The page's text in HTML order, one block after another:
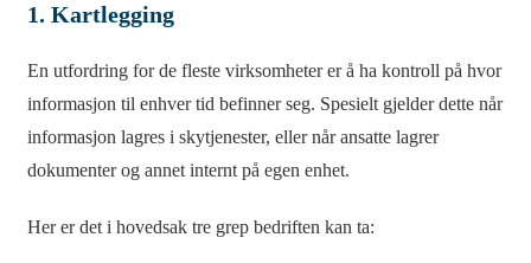
1. Kartlegging
En utfordring for de fleste virksomheter er å ha kontroll på hvor
informasjon til enhver tid befinner seg. Spesielt gjelder dette når
informasjon lagres i skytjenester, eller når ansatte lagrer
dokumenter og annet internt på egen enhet.
Her er det i hovedsak tre grep bedriften kan ta: